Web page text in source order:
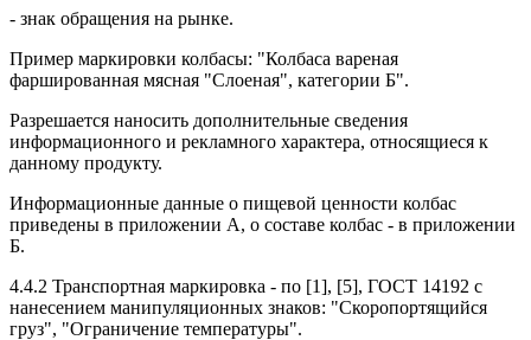
- знак обращения на рынке.
Пример маркировки колбасы: "Колбаса вареная
фаршированная мясная "Слоеная", категории Б".
Разрешается наносить дополнительные сведения
информационного и рекламного характера, относящиеся к
данному продукту.
Информационные данные о пищевой ценности колбас
приведены в приложении А, о составе колбас - в приложении
Б.
4.4.2 Транспортная маркировка - по [1], [5], ГОСТ 14192 с
нанесением манипуляционных знаков: "Скоропортящийся
груз", "Ограничение температуры".